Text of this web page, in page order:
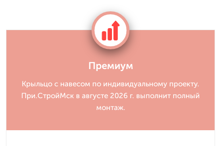
Премиум
Крыльцо с навесом по индивидуальному проекту.
При.СтройМск в августе 2026 г. выполнит полный
монтаж.